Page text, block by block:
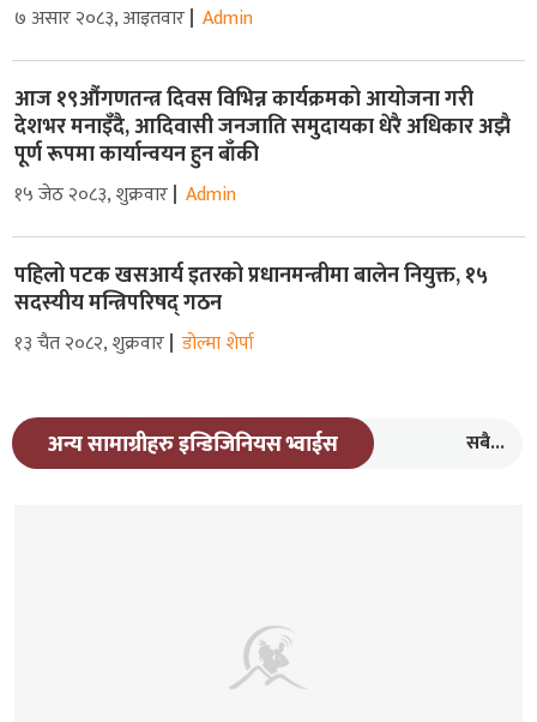
७ असार २०८३, आइतवार Admin
आज १९औंगणतन्त्र दिवस विभिन्न कार्यक्रमको आयोजना गरी
देशभर मनाइँदै, आदिवासी जनजाति समुदायका धेरै अधिकार अझै
पूर्ण रूपमा कार्यान्वयन हुन बाँकी
१५ जेठ २०८३, शुक्रवार Admin
पहिलो पटक खसआर्य इतरको प्रधानमन्त्रीमा बालेन नियुक्त, १५
सदस्यीय मन्त्रिपरिषद् गठन
१३ चैत २०८२, शुक्रवार डोल्मा शेर्पा
अन्य सामाग्रीहरु इन्डिजिनियस भ्वाईस सबै...